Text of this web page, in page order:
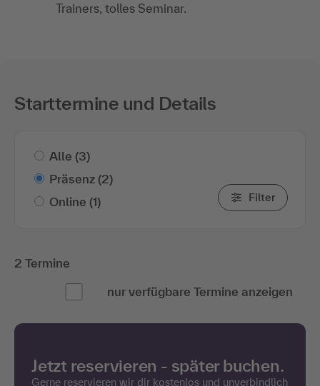
Trainers, tolles Seminar.
Starttermine und Details
Alle (3)
Präsenz (2)
Online (1) Filter
2 Termine
nur verfügbare Termine anzeigen
Jetzt reservieren - später buchen.
Gerne reservieren wir dir kostenlos und unverbindlich